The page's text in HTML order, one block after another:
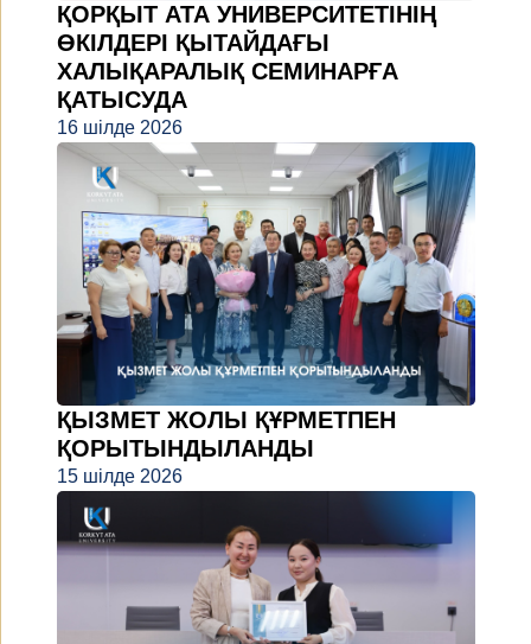
ҚОРҚЫТ АТА УНИВЕРСИТЕТІНІҢ
ӨКІЛДЕРІ ҚЫТАЙДАҒЫ
ХАЛЫҚАРАЛЫҚ СЕМИНАРҒА
ҚАТЫСУДА
16 шілде 2026
ҚЫЗМЕТ ЖОЛЫ ҚҰРМЕТПЕН
ҚОРЫТЫНДЫЛАНДЫ
15 шілде 2026